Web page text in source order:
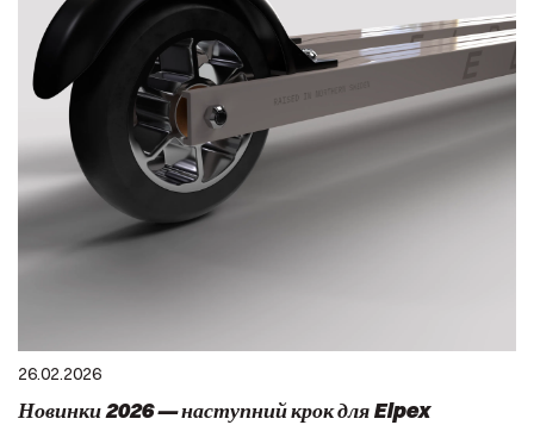
26.02.2026
Новинки 2026 — наступний крок для Elpex